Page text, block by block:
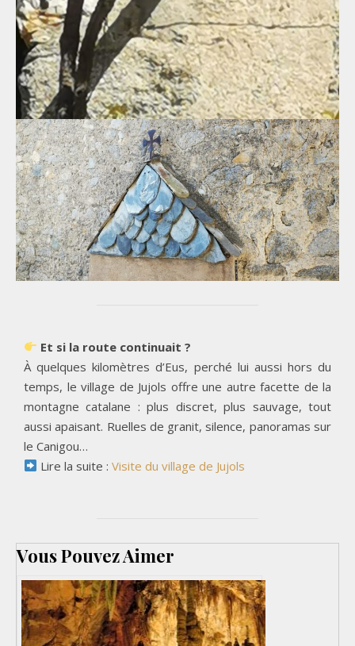
Et si la route continuait ?
À quelques kilomètres d’Eus, perché lui aussi hors du
temps, le village de Jujols offre une autre facette de la
montagne catalane : plus discret, plus sauvage, tout
aussi apaisant. Ruelles de granit, silence, panoramas sur
le Canigou…
Lire la suite :Visite du village de Jujols
Vous Pouvez Aimer